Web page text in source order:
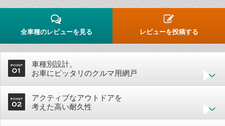
全車種のレビューを見る レビューを投稿する
車種別設計。
お車にピッタリのクルマ用網戸
アクティブなアウトドアを
考えた高い耐久性